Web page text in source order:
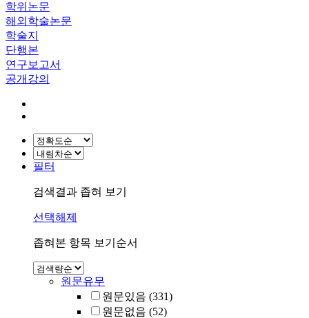
학위논문
해외학술논문
학술지
단행본
연구보고서
공개강의
필터
검색결과 좁혀 보기
선택해제
좁혀본 항목 보기순서
원문유무
원문있음 (331)
원문없음 (52)